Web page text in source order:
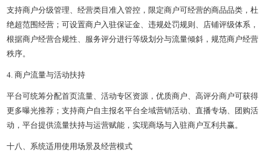
支持商户分级管理、经营类目准入管控，限定商户可经营的商品品类，杜
绝超范围经营；可设置商户入驻保证金、违规处罚规则、店铺评级体系，
根据商户经营合规性、服务评分进行等级划分与流量倾斜，规范商户经营
秩序。
4. 商户流量与活动扶持
平台可统筹分配首页流量、活动专区资源，优质商户、高评分商户可获得
更多曝光推荐；支持商户自主报名平台全域营销活动、直播专场、团购活
动，平台提供流量扶持与运营赋能，实现商场与入驻商户互利共赢。
十八、系统适用使用场景及经营模式